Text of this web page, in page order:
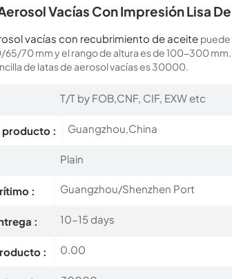
Vacías Con Impresión Lisa
vacías con recubrimiento de aceite
70 mm y el rango de altura es de 100-300 mm.
de latas de aerosol vacíases 30000.
T/T by FOB,CNF, CIF, EXW etc
producto : Guangzhou,China
Plain
: Guangzhou/Shenzhen Port
: 10-15 days
: 0.00